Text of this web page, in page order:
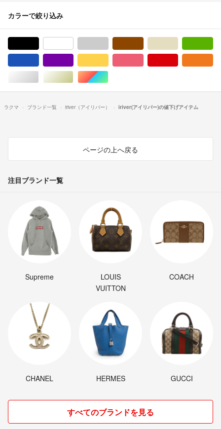
カラーで絞り込み
シルバー/銀色系ゴールド/金色系マルチカラー
ラクマ ブランド一覧 iriver（アイリバー） iriver(アイリバー)の値下げアイテム
ページの上へ戻る
注目ブランド一覧
Supreme
LOUIS
VUITTON
COACH
CHANEL HERMES GUCCI
すべてのブランドを見る